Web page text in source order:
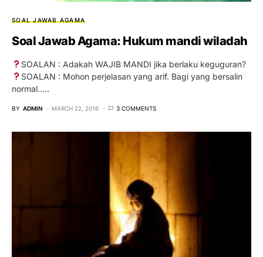
SOAL JAWAB AGAMA
Soal Jawab Agama: Hukum mandi wiladah
SOALAN : Adakah WAJIB MANDI jika berlaku keguguran?
SOALAN : Mohon perjelasan yang arif. Bagi yang bersalin
normal..…
BY ADMIN MARCH 22, 2016 3 COMMENTS